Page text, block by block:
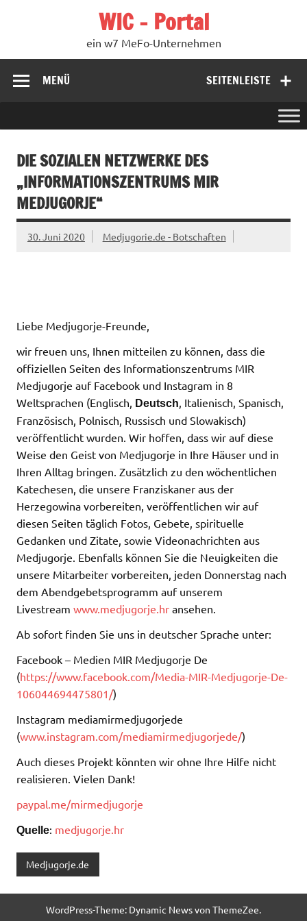
WIC – Portal
ein w7 MeFo-Unternehmen
SEITENLEISTE
MENÜ
DIE SOZIALEN NETZWERKE DES
„INFORMATIONSZENTRUMS MIR
MEDJUGORJE“
30. Juni 2020 Medjugorie.de - Botschaften
Liebe Medjugorje-Freunde,
wir freuen uns, Ihnen mitteilen zu können, dass die
offiziellen Seiten des Informationszentrums MIR
Medjugorje auf Facebook und Instagram in 8
Weltsprachen (Englisch,
Deutsch , Italienisch, Spanisch,
Französisch, Polnisch, Russisch und Slowakisch)
veröffentlicht wurden. Wir hoffen, dass wir auf diese
Weise den Geist von Medjugorje in Ihre Häuser und in
Ihren Alltag bringen. Zusätzlich zu den wöchentlichen
Katechesen, die unsere Franziskaner aus der
Herzegowina vorbereiten, veröffentlichen wir auf
diesen Seiten täglich Fotos, Gebete, spirituelle
Gedanken und Zitate, sowie Videonachrichten aus
Medjugorje. Ebenfalls können Sie die Neuigkeiten die
unsere Mitarbeiter vorbereiten, jeden Donnerstag nach
dem Abendgebetsprogramm auf unserem
Livestream www.medjugorje.hr ansehen.
Ab sofort finden Sie uns in deutscher Sprache unter:
Facebook – Medien MIR Medjugorje De
(https://www.facebook.com/Media-MIR-Medjugorje-De-
106044694475801/)
Instagram mediamirmedjugorjede
(www.instagram.com/mediamirmedjugorjede/)
Auch dieses Projekt könnten wir ohne Ihre Hilfe nicht
realisieren. Vielen Dank!
paypal.me/mirmedjugorje
Quelle: medjugorje.hr
Medjugorje.de
WordPress-Theme: Dynamic News von ThemeZee.